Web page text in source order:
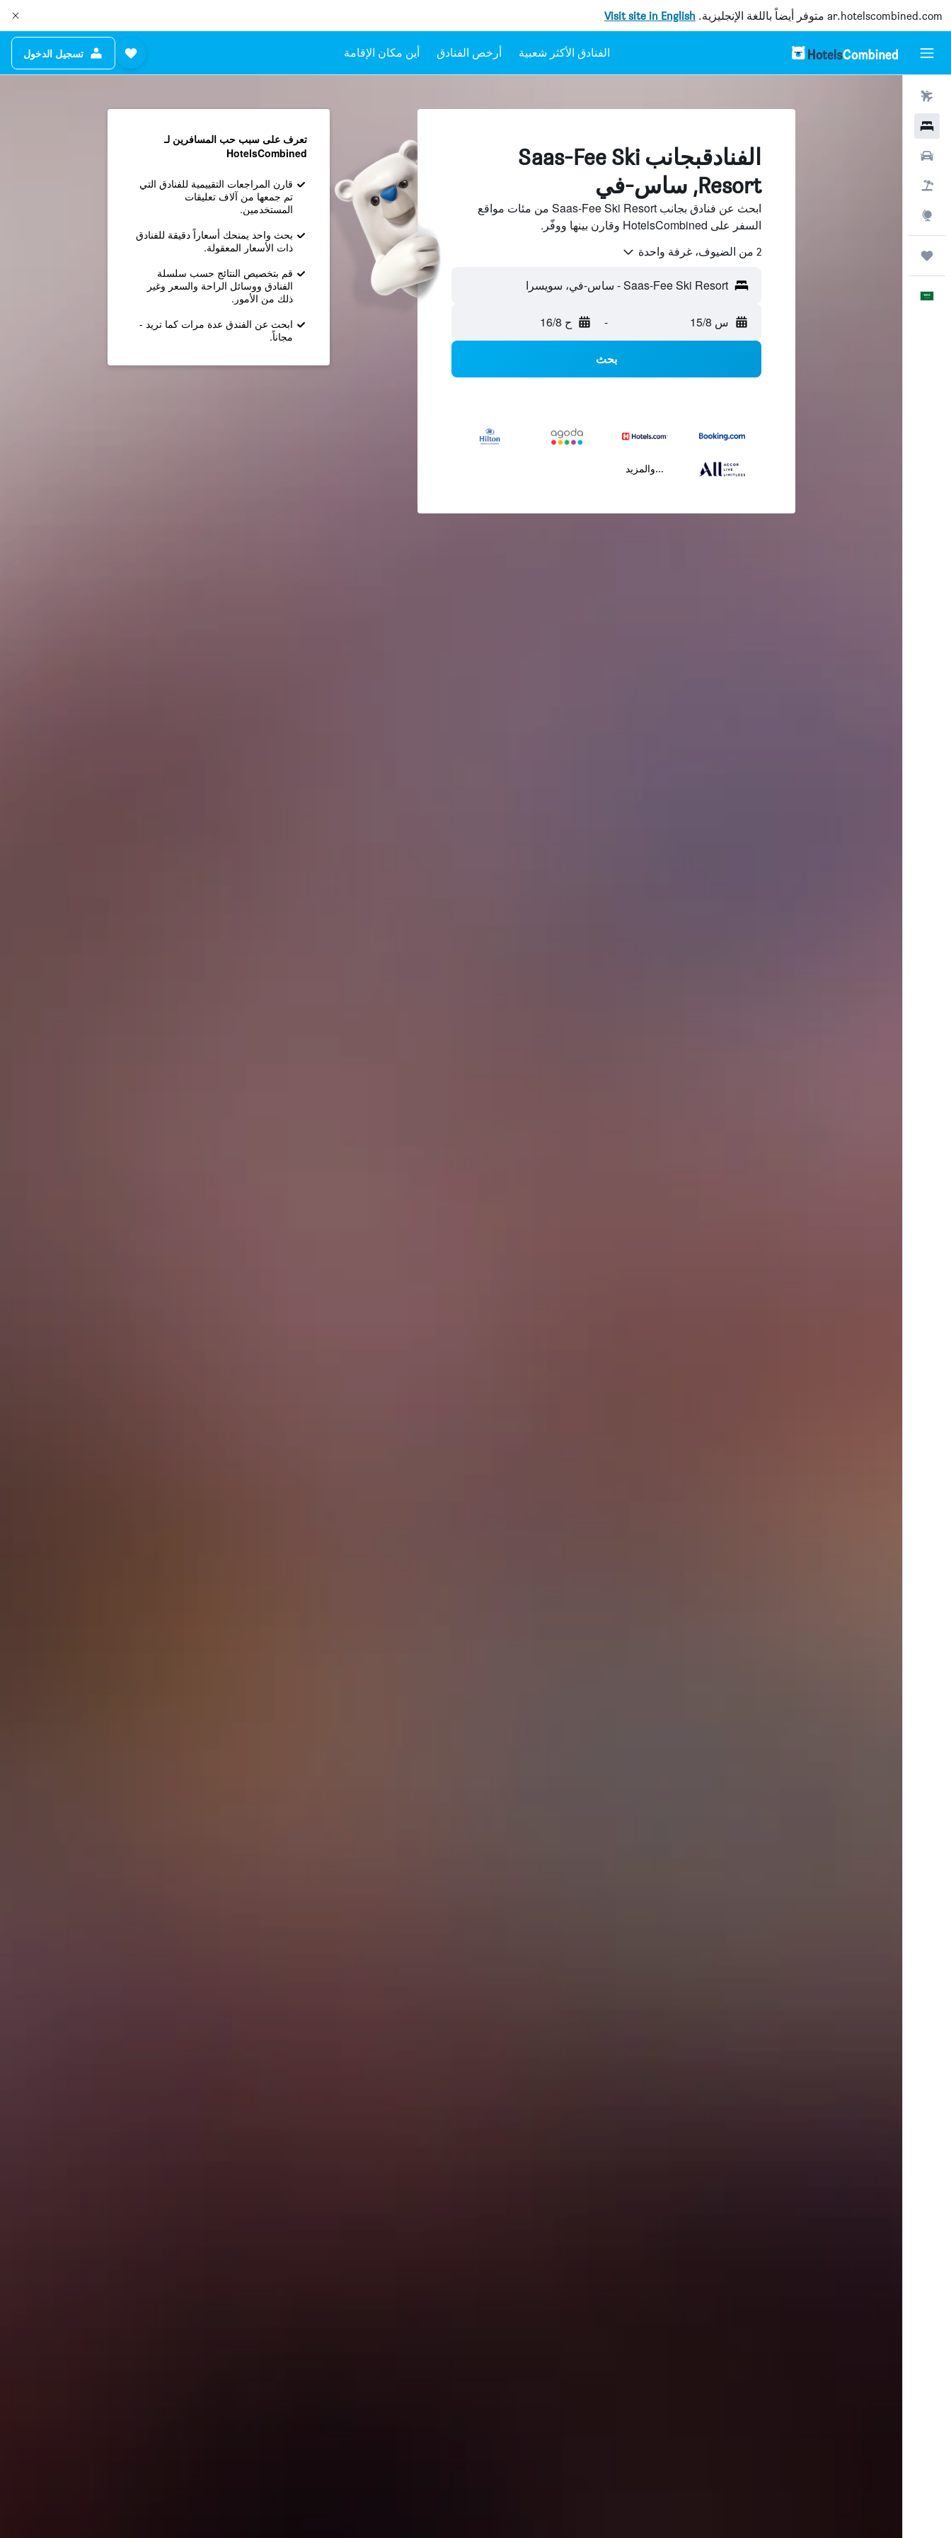
ar.hotelscombined.com متوفر أيضاً باللغة الإنجليزية. Visit site in English
أرخص الفنادق أين مكان الإقامة تسجيل الدخول
الفنادقبجانب Saas-Fee Ski
Resort, ساس-في
ابحث عن فنادق بجانب Saas-Fee Ski Resort من مئات مواقع
السفر على HotelsCombined وقارن بينها ووفّر.
2 من الضيوف، غرفة واحدة
Saas-Fee Ski Resort - ساس-في، سويسرا
س 15/8 - ح 16/8
بحث
...والمزيد
تعرف على سبب حب المسافرين لـ
HotelsCombined
قارن المراجعات التقييمية للفنادق التي
تم جمعها من آلاف تعليقات
المستخدمين.
بحث واحد يمنحك أسعاراً دقيقة للفنادق
ذات الأسعار المعقولة.
قم بتخصيص النتائج حسب سلسلة
الفنادق ووسائل الراحة والسعر وغير
ذلك من الأمور.
ابحث عن الفندق عدة مرات كما تريد -
مجاناً.